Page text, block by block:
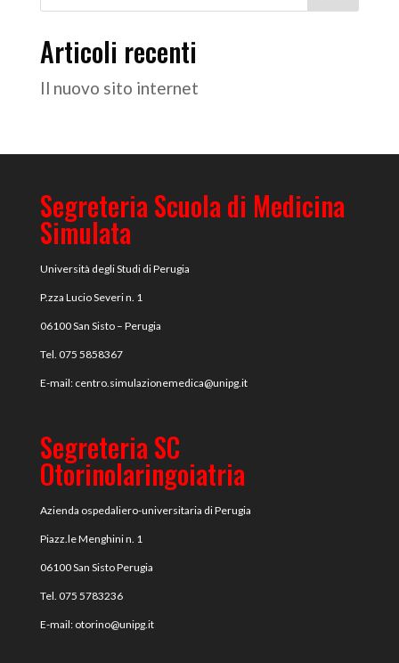
Articoli recenti
Il nuovo sito internet
Segreteria Scuola di Medicina
Simulata
Università degli Studi di Perugia
P.zza Lucio Severi n. 1
06100 San Sisto – Perugia
Tel. 075 5858367
E-mail: centro.simulazionemedica@unipg.it
Segreteria SC
Otorinolaringoiatria
Azienda ospedaliero-universitaria di Perugia
Piazz.le Menghini n. 1
06100 San Sisto Perugia
Tel. 075 5783236
E-mail: otorino@unipg.it